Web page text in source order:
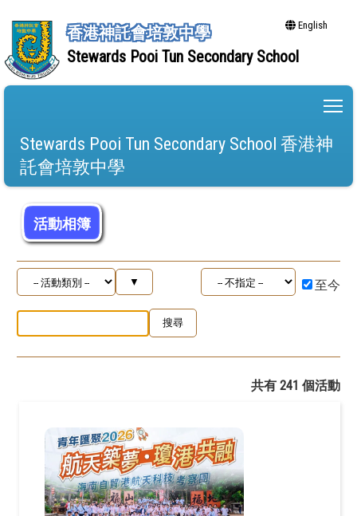
香港神託會培敦中學
Stewards Pooi Tun Secondary School
English
Stewards Pooi Tun Secondary School 香港神
託會培敦中學
活動相簿
至今
共有 241 個活動